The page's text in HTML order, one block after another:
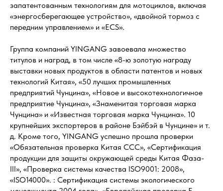
запатентованным технологиям для мотоциклов, включая
«энергосберегающее устройство», «двойной тормоз с
передним управлением» и «ECS».
Группа компаний YINGANG завоевала множество
титулов и наград, в том числе «8-ю золотую награду
выставки новых продуктов в области патентов и новых
технологий Китая», «50 лучших промышленных
предприятий Чунцина», «Новое и высокотехнологичное
предприятие Чунцина», «Знаменитая торговая марка
Чунцина» и «Известная торговая марка Чунцина». 10
крупнейших экспортеров в районе Бэйбэй в Чунцине» и т.
д. Кроме того, YINGANG успешно прошла проверки
«Обязательная проверка Китая CCC», «Сертификация
продукции для защиты окружающей среды Китая Фаза-
III», «Проверка системы качества ISO9001: 2008»,
«ISO14000». : Сертификация системы экологического